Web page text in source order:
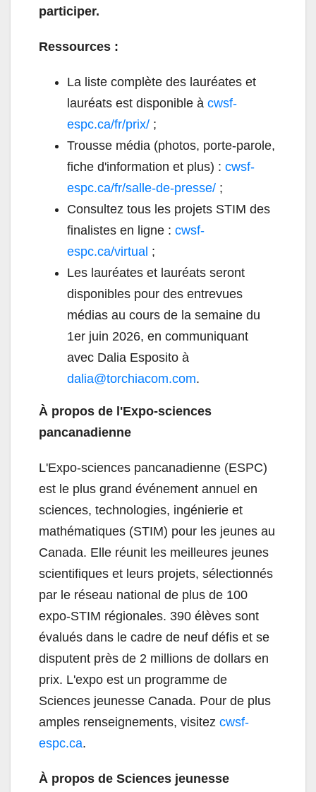
participer.
Ressources :
La liste complète des lauréates et
lauréats est disponible à cwsf-
espc.ca/fr/prix/ ;
Trousse média (photos, porte-parole,
fiche d'information et plus) : cwsf-
espc.ca/fr/salle-de-presse/ ;
Consultez tous les projets STIM des
finalistes en ligne : cwsf-
espc.ca/virtual ;
Les lauréates et lauréats seront
disponibles pour des entrevues
médias au cours de la semaine du
1er juin 2026, en communiquant
avec Dalia Esposito à
dalia@torchiacom.com.
À propos de l'Expo-sciences
pancanadienne
L'Expo-sciences pancanadienne (ESPC)
est le plus grand événement annuel en
sciences, technologies, ingénierie et
mathématiques (STIM) pour les jeunes au
Canada. Elle réunit les meilleures jeunes
scientifiques et leurs projets, sélectionnés
par le réseau national de plus de 100
expo-STIM régionales. 390 élèves sont
évalués dans le cadre de neuf défis et se
disputent près de 2 millions de dollars en
prix. L'expo est un programme de
Sciences jeunesse Canada. Pour de plus
amples renseignements, visitez cwsf-
espc.ca.
À propos de Sciences jeunesse